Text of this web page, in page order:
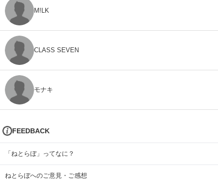
M!LK
CLASS SEVEN
モナキ
FEEDBACK
「ねとらぼ」ってなに？
ねとらぼへのご意見・ご感想